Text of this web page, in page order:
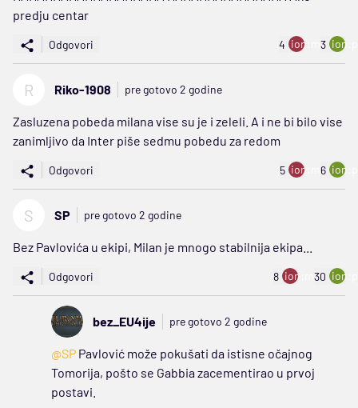
predju centar
Odgovori 4 ion:minus
3
R Riko-1908 pre gotovo 2 godine
Zasluzena pobeda milana vise su je i zeleli. A i ne bi bilo vise
zanimljivo da Inter piše sedmu pobedu za redom
Odgovori 5 ion:minus
6
S SP pre gotovo 2 godine
Bez Pavlovića u ekipi, Milan je mnogo stabilnija ekipa...
Odgovori 8 ion:minus
30
bez_EU4ije pre gotovo 2 godine
@SP Pavlović može pokušati da istisne očajnog
Tomorija, pošto se Gabbia zacementirao u prvoj
postavi.